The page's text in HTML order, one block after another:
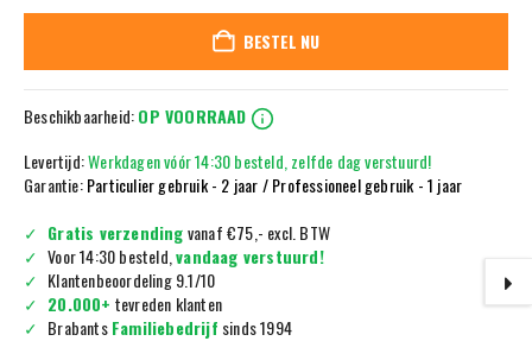
BESTEL NU
Beschikbaarheid:OP VOORRAAD
Levertijd:Werkdagen vóór 14:30 besteld, zelfde dag verstuurd!
Garantie:Particulier gebruik - 2 jaar / Professioneel gebruik - 1 jaar
Gratis verzendingvanaf €75,- excl. BTW
Voor 14:30 besteld,vandaag verstuurd!
Klantenbeoordeling 9.1/10
20.000+ tevreden klanten
BrabantsFamiliebedrijf sinds 1994